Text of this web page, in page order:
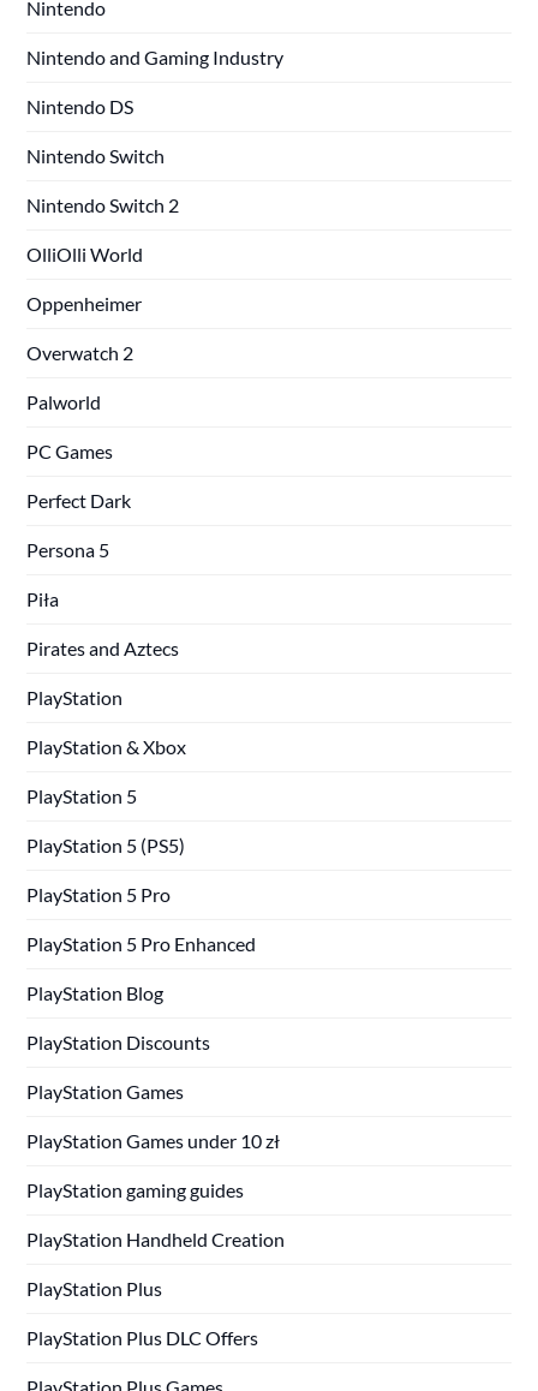
Nintendo
Nintendo and Gaming Industry
Nintendo DS
Nintendo Switch
Nintendo Switch 2
OlliOlli World
Oppenheimer
Overwatch 2
Palworld
PC Games
Perfect Dark
Persona 5
Piła
Pirates and Aztecs
PlayStation
PlayStation & Xbox
PlayStation 5
PlayStation 5 (PS5)
PlayStation 5 Pro
PlayStation 5 Pro Enhanced
PlayStation Blog
PlayStation Discounts
PlayStation Games
PlayStation Games under 10 zł
PlayStation gaming guides
PlayStation Handheld Creation
PlayStation Plus
PlayStation Plus DLC Offers